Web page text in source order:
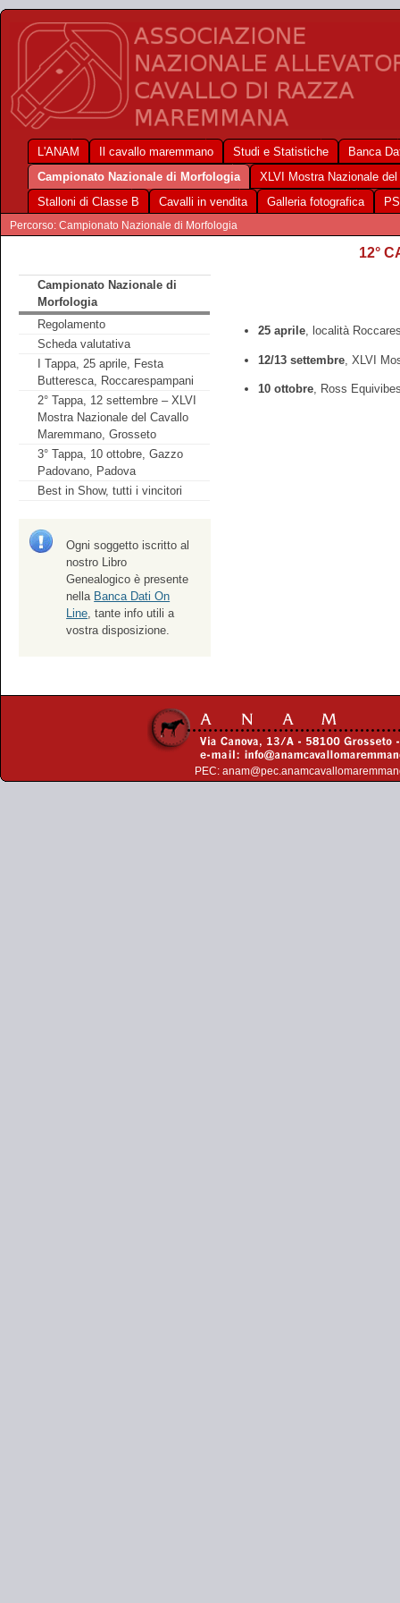
L'ANAM Il cavallo maremmano Studi e Statistiche
Banca
Campionato Nazionale di Morfologia
XLVI Mostra Nazionale
Stalloni di Classe B
Cavalli in vendita Galleria fotografica
Percorso: Campionato Nazionale di Morfologia
Campionato Nazionale di
Morfologia
Regolamento
Scheda valutativa
I Tappa, 25 aprile, Festa
Butteresca, Roccarespampani
2° Tappa, 12 settembre – XLVI
Mostra Nazionale del Cavallo
Maremmano, Grosseto
3° Tappa, 10 ottobre, Gazzo
Padovano, Padova
Best in Show, tutti i vincitori
Ogni soggetto iscritto al
nostro Libro
Genealogico è presente
nella Banca Dati On
Line, tante info utili a
vostra disposizione.
12°
25 aprile, località
12/13 settembre, XLVI
10 ottobre, Ross
PEC: